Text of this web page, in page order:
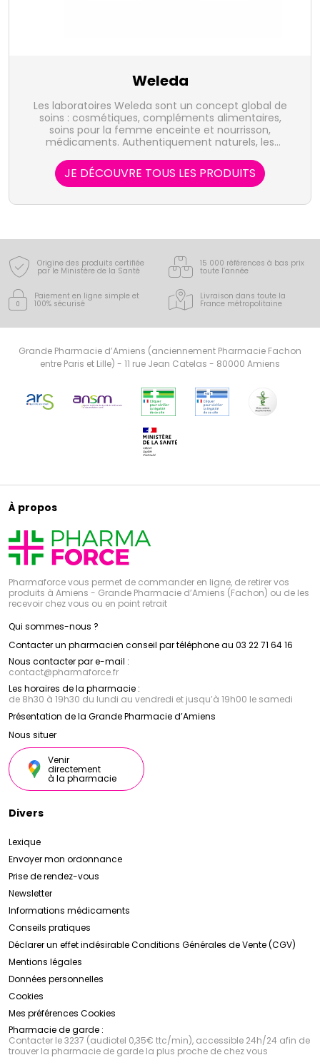
Weleda
Les laboratoires Weleda sont un concept global de
soins : cosmétiques, compléments alimentaires,
soins pour la femme enceinte et nourrisson,
médicaments. Authentiquement naturels, les
vives qui stimulent les capacités de régulation et de
régénération de l'organisme.
JE DÉCOUVRE TOUS LES PRODUITS
Origine des produits certifiée
par le Ministère de la Santé
15 000 références à bas prix
toute l’année
Paiement en ligne simple et
100% sécurisé
Livraison dans toute la
France métropolitaine
Grande Pharmacie d’Amiens (anciennement Pharmacie Fachon
entre Paris et Lille) - 11 rue Jean Catelas - 80000 Amiens
À propos
Pharmaforce vous permet de commander en ligne, de retirer vos
produits à Amiens - Grande Pharmacie d’Amiens (Fachon) ou de les
recevoir chez vous ou en point retrait
Qui sommes-nous ?
Contacter un pharmacien conseil par téléphone au 03 22 71 64 16
Nous contacter par e-mail :
contact@pharmaforce.fr
Les horaires de la pharmacie :
de 8h30 à 19h30 du lundi au vendredi et jusqu’à 19h00 le samedi
Présentation de la Grande Pharmacie d’Amiens
Nous situer
Venir
directement
à la pharmacie
Divers
Lexique
Envoyer mon ordonnance
Prise de rendez-vous
Newsletter
Informations médicaments
Conseils pratiques
Déclarer un effet indésirableConditions Générales de Vente (CGV)
Mentions légales
Données personnelles
Cookies
Mes préférences Cookies
Pharmacie de garde :
Contacter le 3237 (audiotel 0,35€ ttc/min), accessible 24h/24 afin de
trouver la pharmacie de garde la plus proche de chez vous